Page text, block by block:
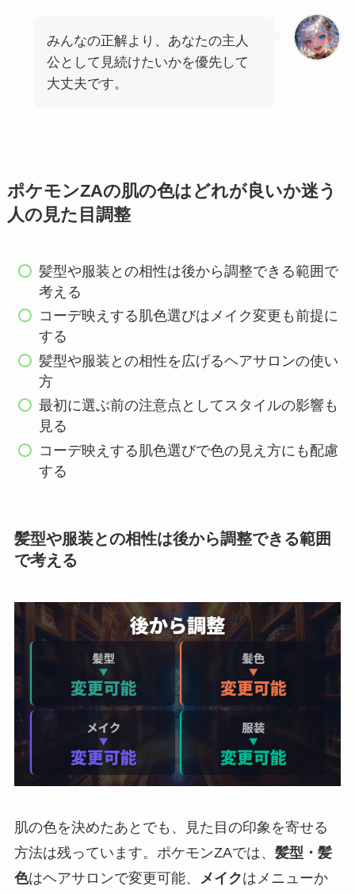
みんなの正解より、あなたの主人
公として見続けたいかを優先して
大丈夫です。
ポケモンZAの肌の色はどれが良いか迷う
人の見た目調整
髪型や服装との相性は後から調整できる範囲で
考える
コーデ映えする肌色選びはメイク変更も前提に
する
髪型や服装との相性を広げるヘアサロンの使い
方
最初に選ぶ前の注意点としてスタイルの影響も
見る
コーデ映えする肌色選びで色の見え方にも配慮
する
髪型や服装との相性は後から調整できる範囲
で考える
肌の色を決めたあとでも、見た目の印象を寄せる
方法は残っています。ポケモンZAでは、 髪型・髪
色はヘアサロンで変更可能、 メイクはメニューか